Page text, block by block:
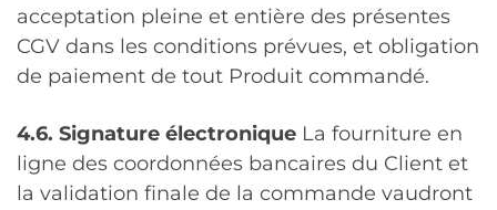
acceptation pleine et entière des présentes
CGV dans les conditions prévues, et obligation
de paiement de tout Produit commandé.
4.6. Signature électronique La fourniture en
ligne des coordonnées bancaires du Client et
la validation finale de la commande vaudront